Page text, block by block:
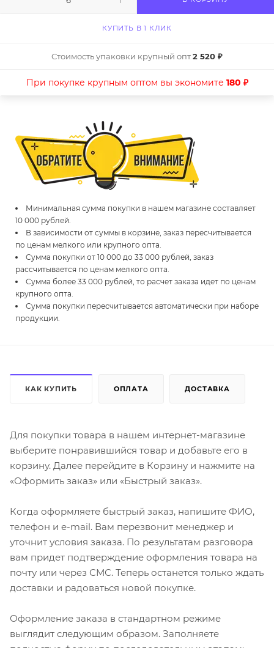
КУПИТЬ В 1 КЛИК
Стоимость упаковки крупный опт2 520 ₽
При покупке крупным оптом вы экономите 180 ₽
Минимальная сумма покупки в нашем магазине составляет
10 000 рублей.
В зависимости от суммы в корзине, заказ пересчитывается
по ценам мелкого или крупного опта.
Сумма покупки от 10 000 до 33 000 рублей, заказ
рассчитывается по ценам мелкого опта.
Сумма более 33 000 рублей, то расчет заказа идет по ценам
крупного опта.
Сумма покупки пересчитывается автоматически при наборе
продукции.
КАК КУПИТЬ ОПЛАТА ДОСТАВКА
Для покупки товара в нашем интернет-магазине
выберите понравившийся товар и добавьте его в
корзину. Далее перейдите в Корзину и нажмите на
«Оформить заказ» или «Быстрый заказ».
Когда оформляете быстрый заказ, напишите ФИО,
телефон и e-mail. Вам перезвонит менеджер и
уточнит условия заказа. По результатам разговора
вам придет подтверждение оформления товара на
почту или через СМС. Теперь останется только ждать
доставки и радоваться новой покупке.
Оформление заказа в стандартном режиме
выглядит следующим образом. Заполняете